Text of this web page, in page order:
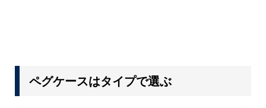
ペグケースはタイプで選ぶ